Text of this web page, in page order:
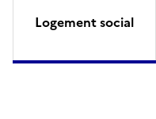
Logement social